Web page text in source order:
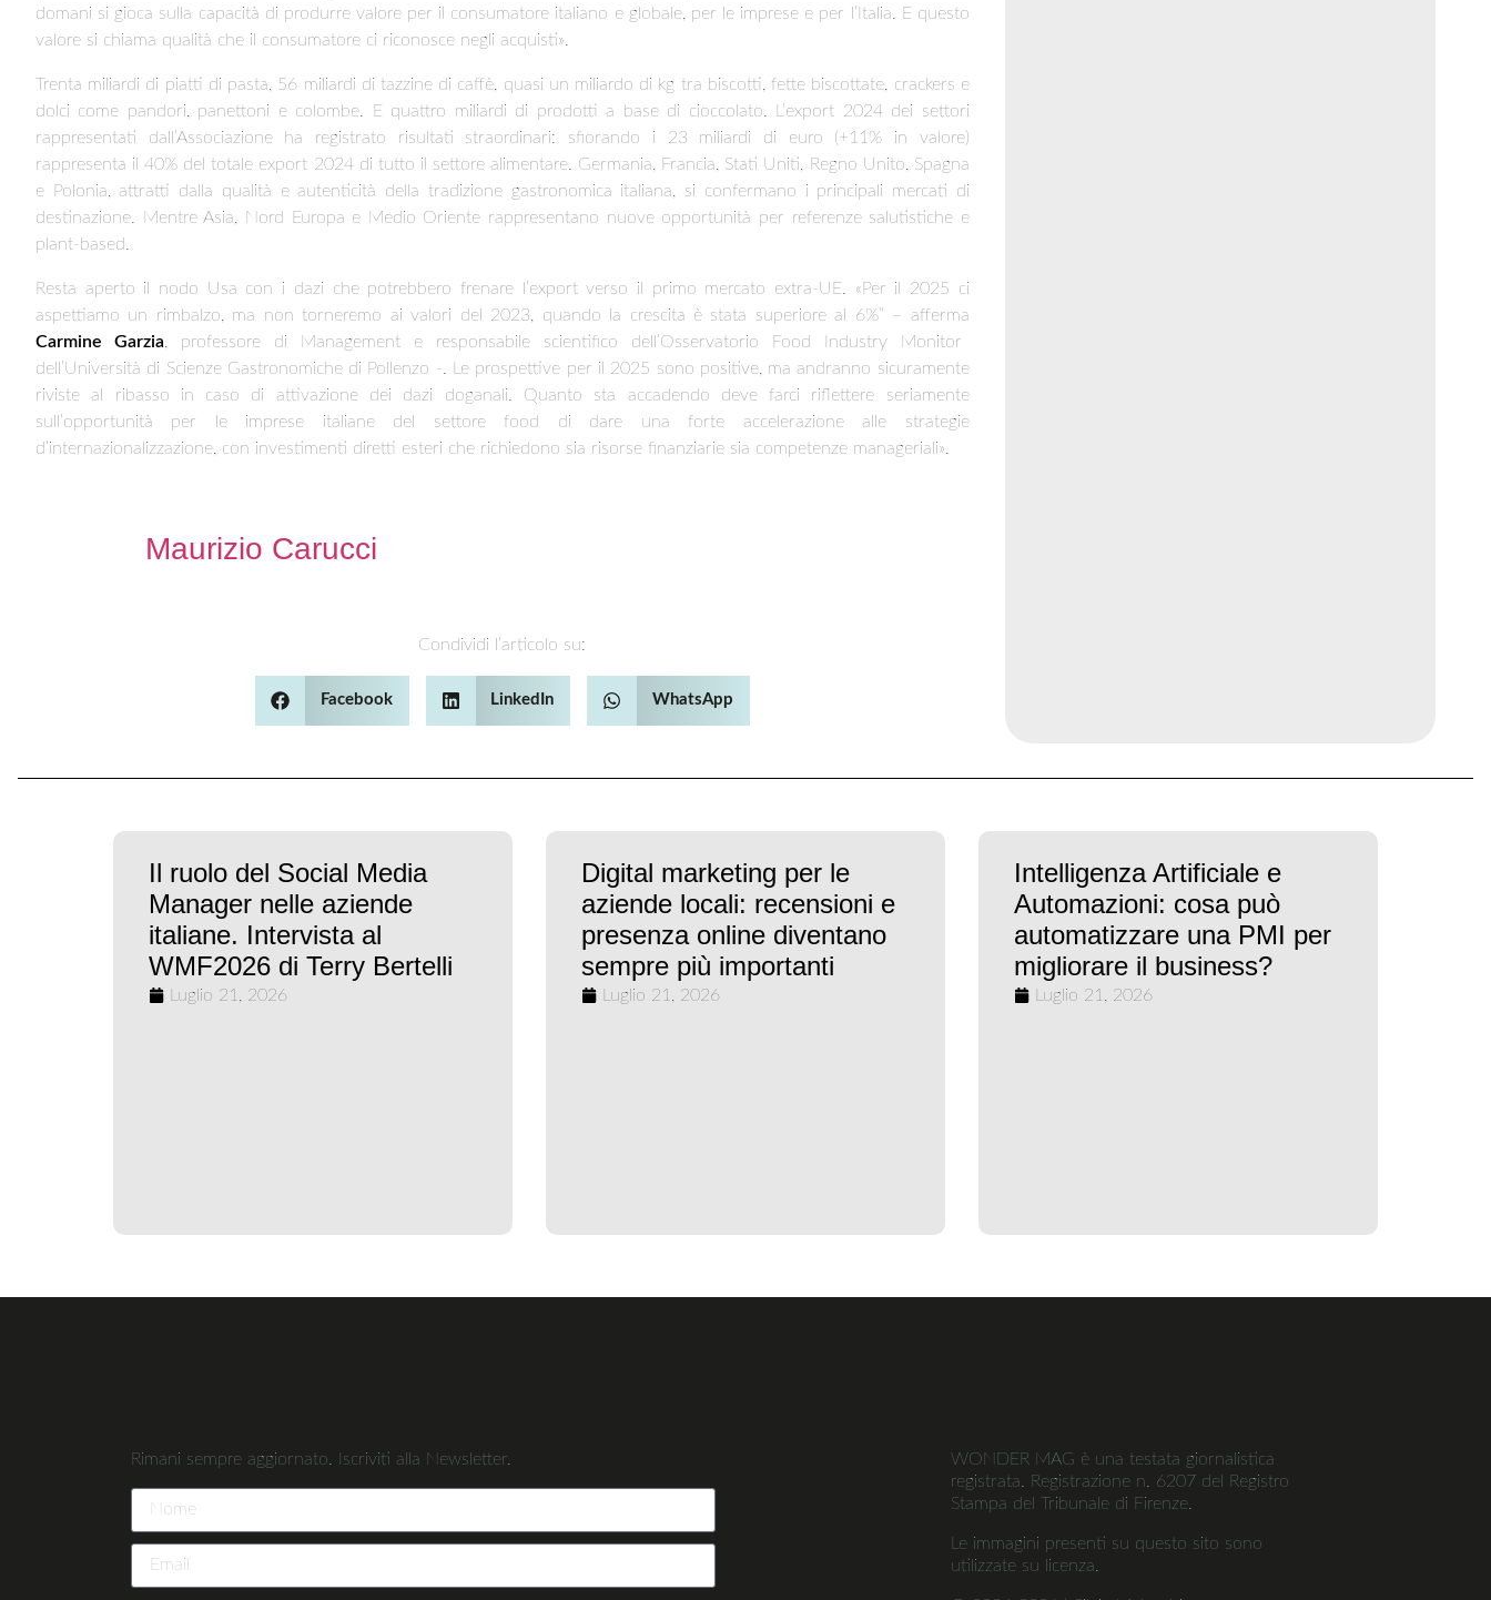
domani si gioca sulla capacità di produrre valore per il consumatore italiano e globale, per le imprese e per l’Italia. E questo
valore si chiama qualità che il consumatore ci riconosce negli acquisti».
Trenta miliardi di piatti di pasta, 56 miliardi di tazzine di caffè, quasi un miliardo di kg tra biscotti, fette biscottate, crackers e
dolci come pandori, panettoni e colombe. E quattro miliardi di prodotti a base di cioccolato. L’export 2024 dei settori
rappresentati dall’Associazione ha registrato risultati straordinari: sfiorando i 23 miliardi di euro (+11% in valore)
rappresenta il 40% del totale export 2024 di tutto il settore alimentare. Germania, Francia, Stati Uniti, Regno Unito, Spagna
e Polonia, attratti dalla qualità e autenticità della tradizione gastronomica italiana, si confermano i principali mercati di
destinazione. Mentre Asia, Nord Europa e Medio Oriente rappresentano nuove opportunità per referenze salutistiche e
plant-based.
Resta aperto il nodo Usa con i dazi che potrebbero frenare l’export verso il primo mercato extra-UE. «Per il 2025 ci
aspettiamo un rimbalzo, ma non torneremo ai valori del 2023, quando la crescita è stata superiore al 6%” – afferma
Carmine Garzia , professore di Management e responsabile scientifico dell’Osservatorio Food Industry Monitor
dell’Università di Scienze Gastronomiche di Pollenzo -. Le prospettive per il 2025 sono positive, ma andranno sicuramente
riviste al ribasso in caso di attivazione dei dazi doganali. Quanto sta accadendo deve farci riflettere seriamente
sull’opportunità per le imprese italiane del settore food di dare una forte accelerazione alle strategie
d’internazionalizzazione, con investimenti diretti esteri che richiedono sia risorse finanziarie sia competenze manageriali».
Maurizio Carucci
Condividi l’articolo su:
Facebook LinkedIn WhatsApp
Il ruolo del Social Media
Manager nelle aziende
italiane. Intervista al
WMF2026 di Terry Bertelli
Luglio 21, 2026
Digital marketing per le
aziende locali: recensioni e
presenza online diventano
sempre più importanti
Luglio 21, 2026
Intelligenza Artificiale e
Automazioni: cosa può
automatizzare una PMI per
migliorare il business?
Luglio 21, 2026
Rimani sempre aggiornato. Iscriviti alla Newsletter.
WONDER MAG è una testata giornalistica
registrata. Registrazione n. 6207 del Registro
Stampa del Tribunale di Firenze.
Le immagini presenti su questo sito sono
utilizzate su licenza.